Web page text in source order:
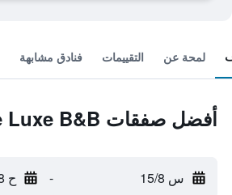
لمحة عن التقييمات فنادق مشابهة
أفضل صفقات M Club De Luxe B&B
س 15/8 - ح 16/8